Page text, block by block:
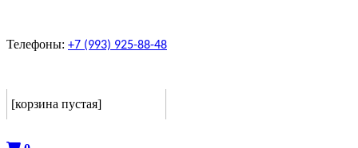
Телефоны: +7 (993) 925-88-48
[корзина пустая]